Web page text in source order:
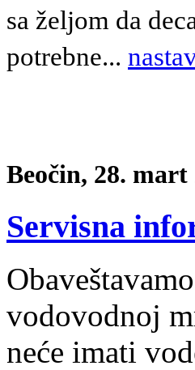
sa željom da
potrebne...
Beočin, 28. mart
Servisna
vodovodnoj
neće imati